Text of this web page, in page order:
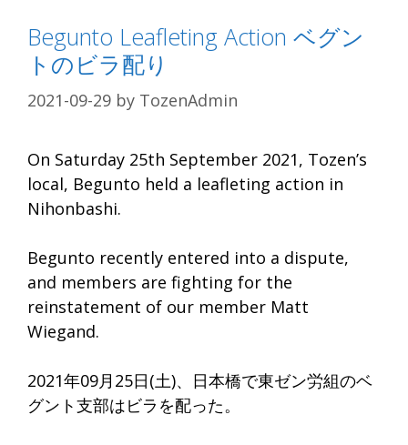
Begunto Leafleting Action ベグン
トのビラ配り
2021-09-29 by TozenAdmin
On Saturday 25th September 2021, Tozen’s
local, Begunto held a leafleting action in
Nihonbashi.
Begunto recently entered into a dispute,
and members are fighting for the
reinstatement of our member Matt
Wiegand.
2021年09月25日(土)、日本橋で東ゼン労組のベ
グント支部はビラを配った。